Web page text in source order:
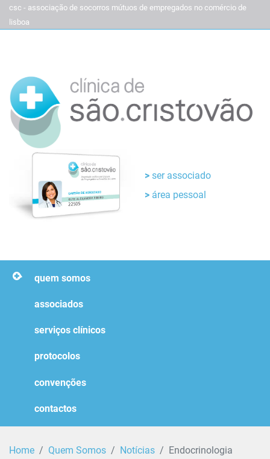
csc - associação de socorros mútuos de empregados no comércio de
lisboa
ser associado
área pessoal
homepage
quem somos
associados
serviços clínicos
protocolos
convenções
contactos
Home Quem Somos Notícias Endocrinologia